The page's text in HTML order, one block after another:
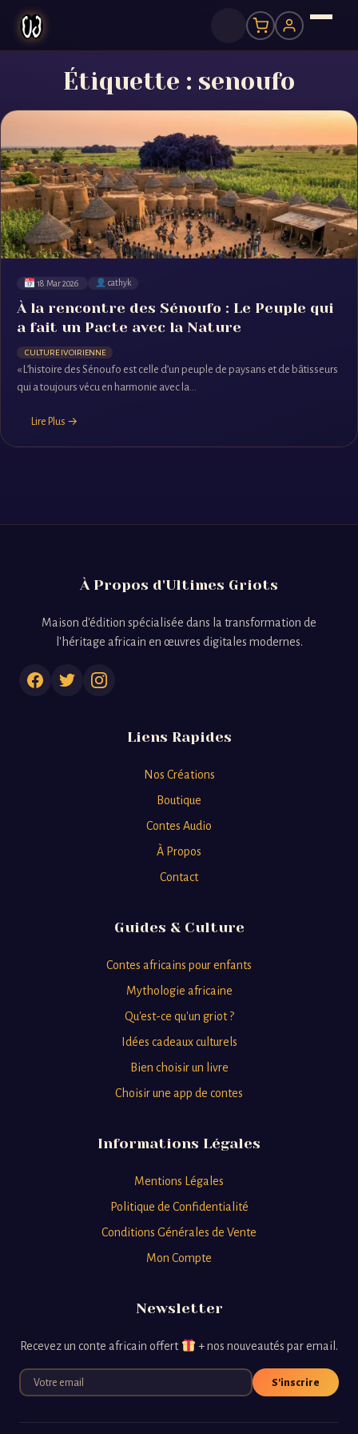
Étiquette : senoufo
18 Mar 2026 cathyk
À la rencontre des Sénoufo : Le Peuple qui
a fait un Pacte avec la Nature
CULTURE IVOIRIENNE
« L’histoire des Sénoufo est celle d’un peuple de paysans et de bâtisseurs
qui a toujours vécu en harmonie avec la...
Lire Plus →
À Propos d'Ultimes Griots
Maison d'édition spécialisée dans la transformation de
l'héritage africain en œuvres digitales modernes.
Liens Rapides
Nos Créations
Boutique
Contes Audio
À Propos
Contact
Guides & Culture
Contes africains pour enfants
Mythologie africaine
Qu'est-ce qu'un griot ?
Idées cadeaux culturels
Bien choisir un livre
Choisir une app de contes
Informations Légales
Mentions Légales
Politique de Confidentialité
Conditions Générales de Vente
Mon Compte
Newsletter
Recevez un conte africain offert + nos nouveautés par email.
S'inscrire